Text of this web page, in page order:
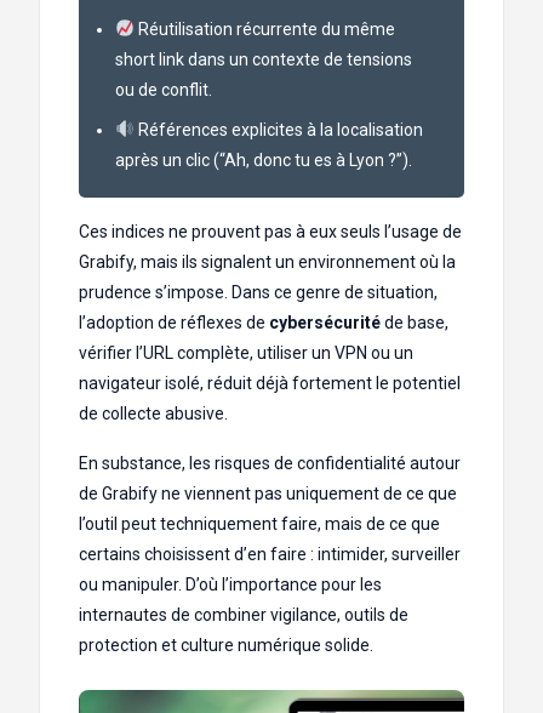
Réutilisation récurrente du même
short link dans un contexte de tensions
ou de conflit.
Références explicites à la localisation
après un clic (“Ah, donc tu es à Lyon ?”).
Ces indices ne prouvent pas à eux seuls l’usage de
Grabify, mais ils signalent un environnement où la
prudence s’impose. Dans ce genre de situation,
l’adoption de réflexes de cybersécuritéde base,
vérifier l’URL complète, utiliser un VPN ou un
navigateur isolé, réduit déjà fortement le potentiel
de collecte abusive.
En substance, les risques de confidentialité autour
de Grabify ne viennent pas uniquement de ce que
l’outil peut techniquement faire, mais de ce que
certains choisissent d’en faire : intimider, surveiller
ou manipuler. D’où l’importance pour les
internautes de combiner vigilance, outils de
protection et culture numérique solide.